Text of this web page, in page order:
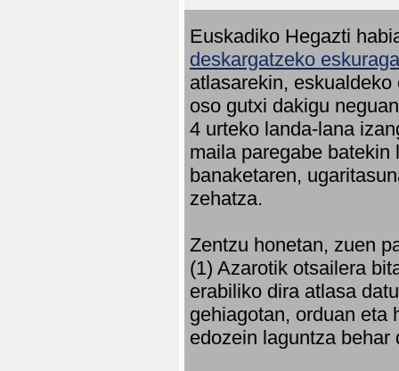
Euskadiko Hegazti
deskargatzeko
atlasarekin,
oso gutxi dakigu
4 urteko landa-lana
maila paregabe
banaketaren,
zehatza.
Zentzu honetan, zuen
(1) Azarotik otsailera
erabiliko dira atlasa
gehiagotan, orduan eta
edozein laguntza behar